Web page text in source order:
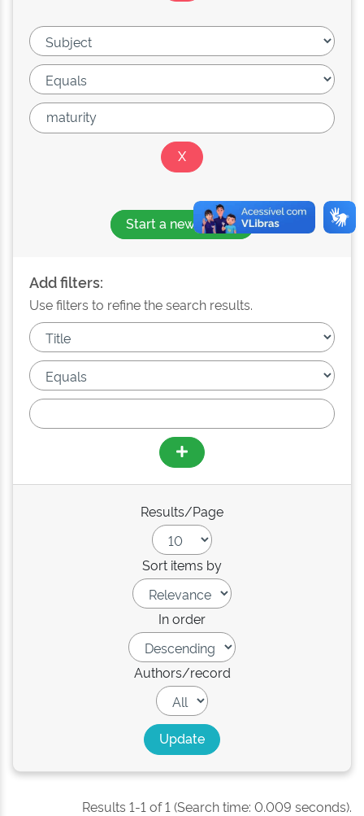
Start a new search
Add filters:
Use filters to refine the search results.
Results/Page
Sort items by
In order
Authors/record
Results 1-1 of 1 (Search time: 0.009 seconds).